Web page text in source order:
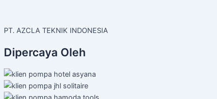
PT. AZCLA TEKNIK INDONESIA
Dipercaya Oleh